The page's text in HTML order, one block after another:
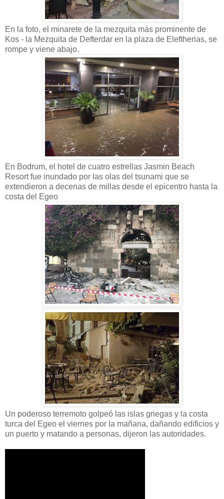
En la foto, el minarete de la mezquita más prominente de
Kos - la Mezquita de Defterdar en la plaza de Eleftherias, se
rompe y viene abajo.
En Bodrum, el hotel de cuatro estrellas Jasmin Beach
Resort fue inundado por las olas del tsunami que se
extendieron a decenas de millas desde el epicentro hasta la
costa del Egeo
Un poderoso terremoto golpeó las islas griegas y la costa
turca del Egeo el viernes por la mañana, dañando edificios y
un puerto y matando a personas, dijeron las autoridades.